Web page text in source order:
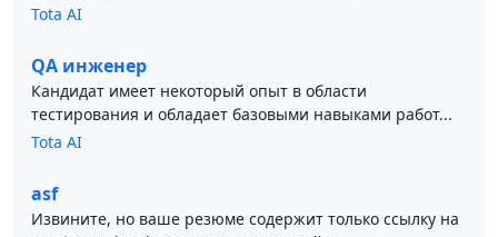
Tota AI
QA инженер
Кандидат имеет некоторый опыт в области
тестирования и обладает базовыми навыками работ...
Tota AI
asf
Извините, но ваше резюме содержит только ссылку на